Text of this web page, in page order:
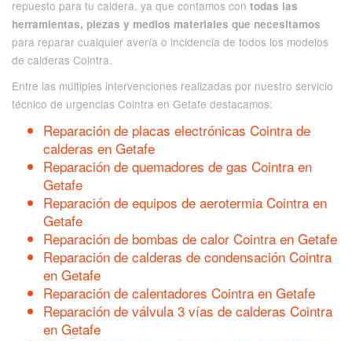
repuesto para tu caldera, ya que contamos con todas las
herramientas, piezas y medios materiales que necesitamos
para reparar cualquier avería o incidencia de todos los modelos
de calderas Cointra.
Entre las múltiples intervenciones realizadas por nuestro servicio
técnico de urgencias Cointra en Getafe destacamos:
Reparación de placas electrónicas Cointra de
calderas en Getafe
Reparación de quemadores de gas Cointra en
Getafe
Reparación de equipos de aerotermia Cointra en
Getafe
Reparación de bombas de calor Cointra en Getafe
Reparación de calderas de condensación Cointra
en Getafe
Reparación de calentadores Cointra en Getafe
Reparación de válvula 3 vías de calderas Cointra
en Getafe